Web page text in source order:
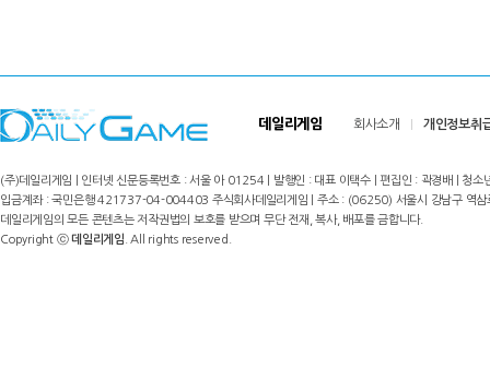
데일리게임 회사소개 개인정보취
(주)데일리게임 | 인터넷 신문등록번호 : 서울 아 01254 | 발행인 : 대표 이택수 | 편집인 : 곽경배 |
입금계좌 : 국민은행 421737-04-004403 주식회사데일리게임 | 주소 : (06250) 서울시 강남구
데일리게임의 모든 콘텐츠는 저작권법의 보호를 받으며 무단 전재, 복사, 배포를 금합니다.
Copyright ⓒ데일리게임 . All rights reserved.